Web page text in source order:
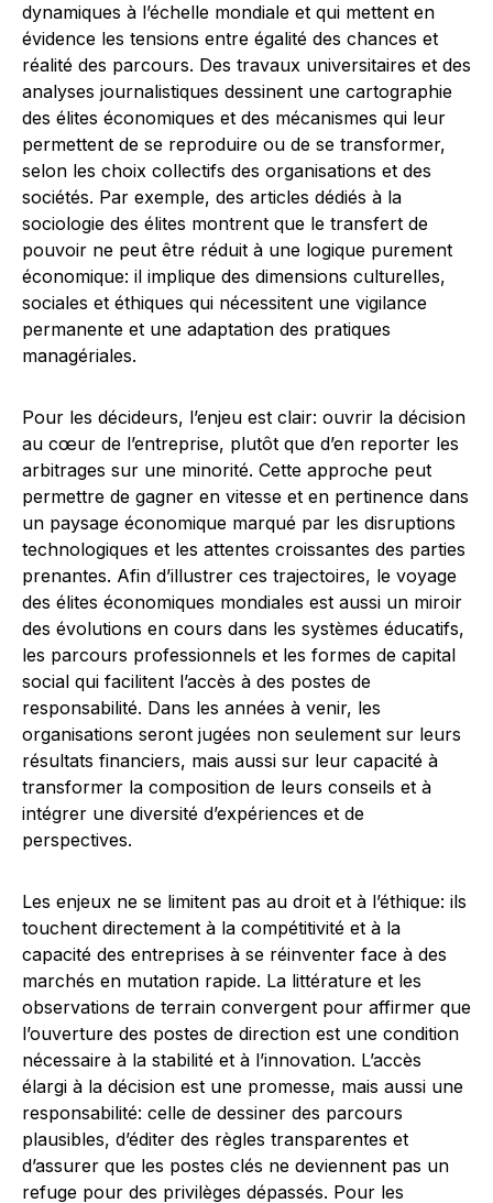
dynamiques à l’échelle mondiale et qui mettent en
évidence les tensions entre égalité des chances et
réalité des parcours. Des travaux universitaires et des
analyses journalistiques dessinent une cartographie
des élites économiques et des mécanismes qui leur
permettent de se reproduire ou de se transformer,
selon les choix collectifs des organisations et des
sociétés. Par exemple, des articles dédiés à la
sociologie des élites montrent que le transfert de
pouvoir ne peut être réduit à une logique purement
économique: il implique des dimensions culturelles,
sociales et éthiques qui nécessitent une vigilance
permanente et une adaptation des pratiques
managériales.
Pour les décideurs, l’enjeu est clair: ouvrir la décision
au cœur de l’entreprise, plutôt que d’en reporter les
arbitrages sur une minorité. Cette approche peut
permettre de gagner en vitesse et en pertinence dans
un paysage économique marqué par les disruptions
technologiques et les attentes croissantes des parties
prenantes. Afin d’illustrer ces trajectoires, le voyage
des élites économiques mondiales est aussi un miroir
des évolutions en cours dans les systèmes éducatifs,
les parcours professionnels et les formes de capital
social qui facilitent l’accès à des postes de
responsabilité. Dans les années à venir, les
organisations seront jugées non seulement sur leurs
résultats financiers, mais aussi sur leur capacité à
transformer la composition de leurs conseils et à
intégrer une diversité d’expériences et de
perspectives.
Les enjeux ne se limitent pas au droit et à l’éthique: ils
touchent directement à la compétitivité et à la
capacité des entreprises à se réinventer face à des
marchés en mutation rapide. La littérature et les
observations de terrain convergent pour affirmer que
l’ouverture des postes de direction est une condition
nécessaire à la stabilité et à l’innovation. L’accès
élargi à la décision est une promesse, mais aussi une
responsabilité: celle de dessiner des parcours
plausibles, d’éditer des règles transparentes et
d’assurer que les postes clés ne deviennent pas un
refuge pour des privilèges dépassés. Pour les